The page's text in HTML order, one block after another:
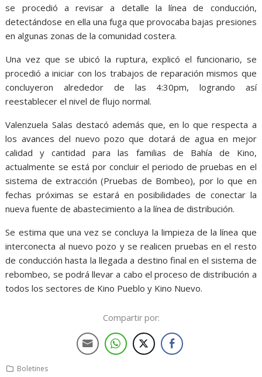
se procedió a revisar a detalle la línea de conducción,
detectándose en ella una fuga que provocaba bajas presiones
en algunas zonas de la comunidad costera.
Una vez que se ubicó la ruptura, explicó el funcionario, se
procedió a iniciar con los trabajos de reparación mismos que
concluyeron alrededor de las 4:30pm, logrando así
reestablecer el nivel de flujo normal.
Valenzuela Salas destacó además que, en lo que respecta a
los avances del nuevo pozo que dotará de agua en mejor
calidad y cantidad para las familias de Bahía de Kino,
actualmente se está por concluir el periodo de pruebas en el
sistema de extracción (Pruebas de Bombeo), por lo que en
fechas próximas se estará en posibilidades de conectar la
nueva fuente de abastecimiento a la línea de distribución.
Se estima que una vez se concluya la limpieza de la línea que
interconecta al nuevo pozo y se realicen pruebas en el resto
de conducción hasta la llegada a destino final en el sistema de
rebombeo, se podrá llevar a cabo el proceso de distribución a
todos los sectores de Kino Pueblo y Kino Nuevo.
Compartir por:
Boletines